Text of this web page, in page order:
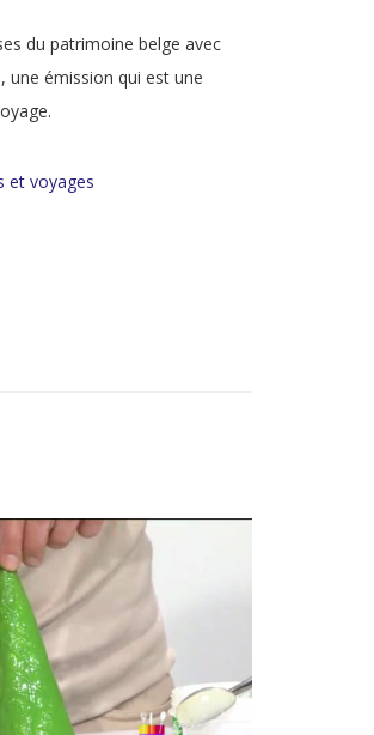
du patrimoine belge avec
une émission qui est une
et voyages